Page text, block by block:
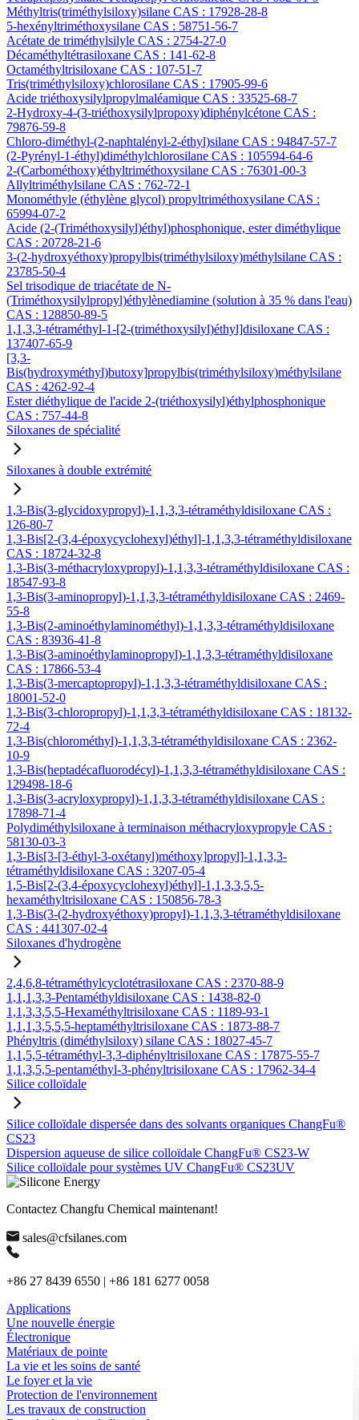
Méthyltris(triméthylsiloxy)silane CAS : 17928-28-8
5-hexényltriméthoxysilane CAS : 58751-56-7
Acétate de triméthylsilyle CAS : 2754-27-0
Décaméthyltétrasiloxane CAS : 141-62-8
Octaméthyltrisiloxane CAS : 107-51-7
Tris(triméthylsiloxy)chlorosilane CAS : 17905-99-6
Acide triéthoxysilylpropylmaléamique CAS : 33525-68-7
2-Hydroxy-4-(3-triéthoxysilylpropoxy)diphénylcétone CAS :
79876-59-8
Chloro-diméthyl-(2-naphtalényl-2-éthyl)silane CAS : 94847-57-7
(2-Pyrényl-1-éthyl)diméthylchlorosilane CAS : 105594-64-6
2-(Carbométhoxy)éthyltriméthoxysilane CAS : 76301-00-3
Allyltriméthylsilane CAS : 762-72-1
Monométhyle (éthylène glycol) propyltriméthoxysilane CAS :
65994-07-2
Acide (2-(Triméthoxysilyl)éthyl)phosphonique, ester diméthylique
CAS : 20728-21-6
3-(2-hydroxyéthoxy)propylbis(triméthylsiloxy)méthylsilane CAS :
23785-50-4
Sel trisodique de triacétate de N-
(Triméthoxysilylpropyl)éthylènediamine (solution à 35 % dans l'eau)
CAS : 128850-89-5
1,1,3,3-tétraméthyl-1-[2-(triméthoxysilyl)éthyl]disiloxane CAS :
137407-65-9
[3,3-
Bis(hydroxyméthyl)butoxy]propylbis(triméthylsiloxy)méthylsilane
CAS : 4262-92-4
Ester diéthylique de l'acide 2-(triéthoxysilyl)éthylphosphonique
CAS : 757-44-8
Siloxanes de spécialité
Siloxanes à double extrémité
1,3-Bis(3-glycidoxypropyl)-1,1,3,3-tétraméthyldisiloxane CAS :
126-80-7
1,3-Bis[2-(3,4-époxycyclohexyl)éthyl]-1,1,3,3-tétraméthyldisiloxane
CAS : 18724-32-8
1,3-Bis(3-méthacryloxypropyl)-1,1,3,3-tétraméthyldisiloxane CAS :
18547-93-8
1,3-Bis(3-aminopropyl)-1,1,3,3-tétraméthyldisiloxane CAS : 2469-
55-8
1,3-Bis(2-aminoéthylaminométhyl)-1,1,3,3-tétraméthyldisiloxane
CAS : 83936-41-8
1,3-Bis(3-aminoéthylaminopropyl)-1,1,3,3-tétraméthyldisiloxane
CAS : 17866-53-4
1,3-Bis(3-mercaptopropyl)-1,1,3,3-tétraméthyldisiloxane CAS :
18001-52-0
1,3-Bis(3-chloropropyl)-1,1,3,3-tétraméthyldisiloxane CAS : 18132-
72-4
1,3-Bis(chlorométhyl)-1,1,3,3-tétraméthyldisiloxane CAS : 2362-
10-9
1,3-Bis(heptadécafluorodécyl)-1,1,3,3-tétraméthyldisiloxane CAS :
129498-18-6
1,3-Bis(3-acryloxypropyl)-1,1,3,3-tétraméthyldisiloxane CAS :
17898-71-4
Polydiméthylsiloxane à terminaison méthacryloxypropyle CAS :
58130-03-3
1,3-Bis[3-[3-éthyl-3-oxétanyl)méthoxy]propyl]-1,1,3,3-
tétraméthyldisiloxane CAS : 3207-05-4
1,5-Bis[2-(3,4-époxycyclohexyl)éthyl]-1,1,3,3,5,5-
hexaméthyltrisiloxane CAS : 150856-78-3
1,3-Bis(3-(2-hydroxyéthoxy)propyl)-1,1,3,3-tétraméthyldisiloxane
CAS : 441307-02-4
Siloxanes d'hydrogène
2,4,6,8-tétraméthylcyclotétrasiloxane CAS : 2370-88-9
1,1,1,3,3-Pentaméthyldisiloxane CAS : 1438-82-0
1,1,3,3,5,5-Hexaméthyltrisiloxane CAS : 1189-93-1
1,1,1,3,5,5,5-heptaméthyltrisiloxane CAS : 1873-88-7
Phényltris (diméthylsiloxy) silane CAS : 18027-45-7
1,1,5,5-tétraméthyl-3,3-diphényltrisiloxane CAS : 17875-55-7
1,1,3,5,5-pentaméthyl-3-phényltrisiloxane CAS : 17962-34-4
Silice colloïdale
Silice colloïdale dispersée dans des solvants organiques ChangFu®
CS23
Dispersion aqueuse de silice colloïdale ChangFu® CS23-W
Silice colloïdale pour systèmes UV ChangFu® CS23UV
Contactez Changfu Chemical maintenant!
sales@cfsilanes.com
+86 27 8439 6550 | +86 181 6277 0058
Applications
Une nouvelle énergie
Électronique
Matériaux de pointe
La vie et les soins de santé
Le foyer et la vie
Protection de l'environnement
Les travaux de construction